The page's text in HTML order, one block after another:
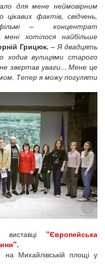
для мене неймовірним
фактів, свідчень,
фільмі – концентрат
хотілося найбільше
Грицюк. – Я двадцять
ходив вулицями старого
звертав уваги... Мене це
Тепер я можу погуляти
виставці "Європейська
.
на Михайлівській площі у